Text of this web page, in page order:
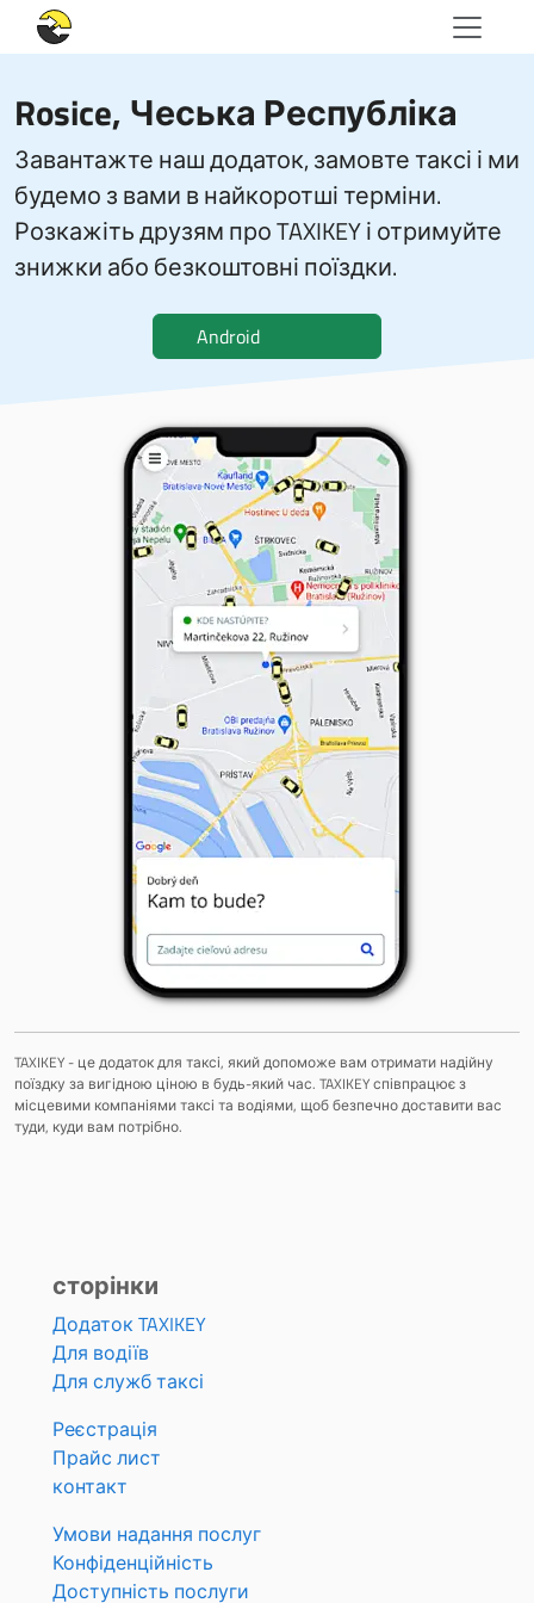
Rosice, Чеська Республіка
Завантажте наш додаток, замовте таксі і ми
будемо з вами в найкоротші терміни.
Розкажіть друзям про TAXIKEY і отримуйте
знижки або безкоштовні поїздки.
Android
TAXIKEY - це додаток для таксі, який допоможе вам отримати надійну
поїздку за вигідною ціною в будь-який час. TAXIKEY співпрацює з
місцевими компаніями таксі та водіями, щоб безпечно доставити вас
туди, куди вам потрібно.
сторінки
Додаток TAXIKEY
Для водіїв
Для служб таксі
Реєстрація
Прайс лист
контакт
Умови надання послуг
Конфіденційність
Доступність послуги